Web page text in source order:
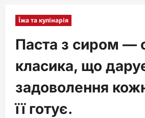
Їжа та кулінарія
Паста з сиром —
класика, що
задоволення
її готує.